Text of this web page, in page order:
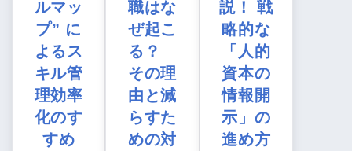
ルマッ
プ” に
よるス
キル管
理効率
化のす
すめ
職はな
ぜ起こ
る？
その理
由と減
らすた
めの対
説！ 戦
略的な
「人的
資本の
情報開
示」の
進め方